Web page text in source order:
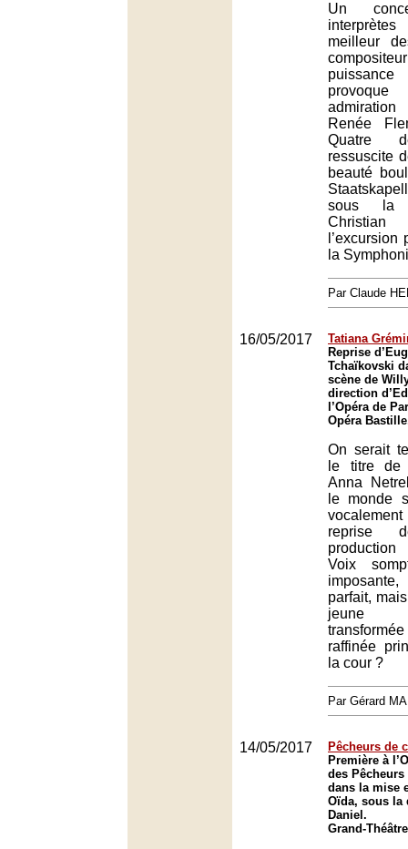
Un
meilleur
Renée
Quatre
ressuscite
beauté
sous la
la
Par Claude
16/05/2017
Tatiana
Reprise
Tchaïkovski
scène de
direction
l’Opéra de
Opéra
On serait
le titre de
Anna
le monde
reprise
Voix
parfait,
jeune
raffinée
la cour ?
Par Gérard
14/05/2017
Pêcheurs de
Première à
des
dans la mise
Oïda, sous la
Daniel.
Grand-